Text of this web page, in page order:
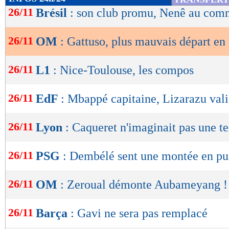
de
OK
26/11 Brésil : son club promu, Nenê au
26/11 OM : Gattuso, plus mauvais départ en
26/11 L1 : Nice-Toulouse, les compos
26/11 EdF : Mbappé capitaine, Lizarazu
26/11 Lyon : Caqueret n'imaginait pas une
26/11 PSG : Dembélé sent une montée en
26/11 OM : Zeroual démonte Aubameyang !
26/11 Barça : Gavi ne sera pas remplacé